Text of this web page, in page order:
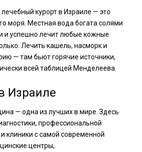
курорт в Израиле — это
моря. Местная вода богата солями
и успешно лечит любые кожные
Лечить кашель, насморк и
— там бьют горячие источники,
всей таблицей Менделеева.
Израиле
— одна из лучших в мире. Здесь
профессиональной
клиники с самой современной
центры,